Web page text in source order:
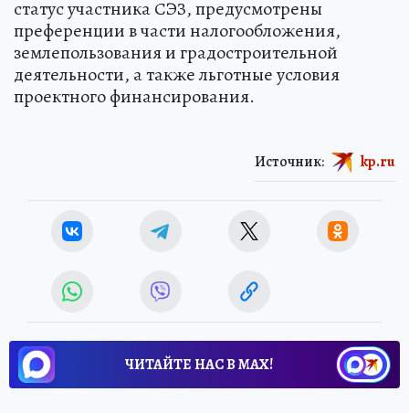
статус участника СЭЗ, предусмотрены
преференции в части налогообложения,
землепользования и градостроительной
деятельности, а также льготные условия
проектного финансирования.
Источник: kp.ru
ЧИТАЙТЕ НАС В МАХ!